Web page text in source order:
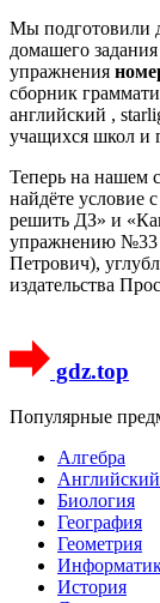
Мы подготовили
домашего
упражнения
сборник
английский ,
учащихся школ и
Теперь на нашем
найдёте условие
решить ДЗ» и
упражнению №33
Петрович),
издательства
gdz.top
Популярные
Алгебра
Биология
География
Геометрия
История